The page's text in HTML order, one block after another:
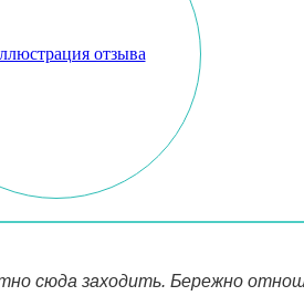
сюда заходить. Бережно